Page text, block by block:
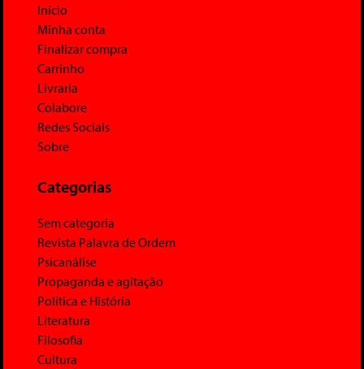
Início
Minha conta
Finalizar compra
Carrinho
Livraria
Colabore
Redes Sociais
Sobre
Categorias
Sem categoria
Revista Palavra de Ordem
Psicanálise
Propaganda e agitação
Política e História
Literatura
Filosofia
Cultura